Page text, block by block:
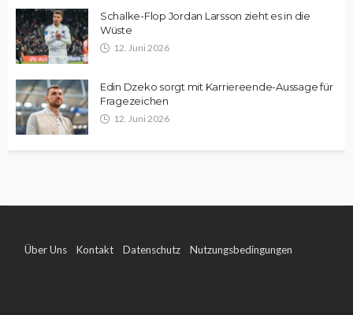
Schalke-Flop Jordan Larsson zieht es in die
Wüste
12. Juni 2026
Edin Dzeko sorgt mit Karriereende-Aussage für
Fragezeichen
12. Juni 2026
Über Uns Kontakt Datenschutz Nutzungsbedingungen